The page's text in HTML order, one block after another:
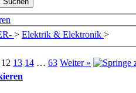
> Elektrik & Elektronik >
12 13 14 … 63 Weiter »